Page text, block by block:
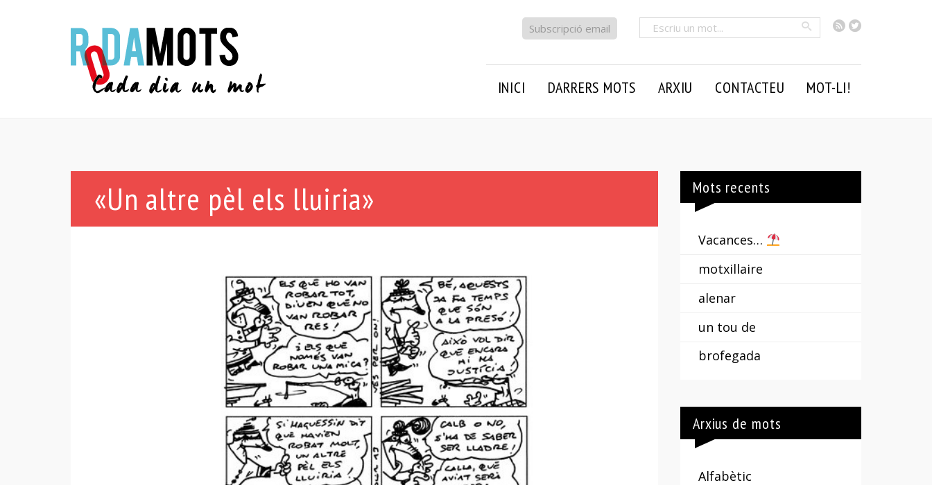
RSSTwitter
Cercar
Subscripció email
INICI DARRERS MOTS ARXIU CONTACTEU MOT-LI!
«Un altre pèl els lluiria» Mots recents
Vacances…
motxillaire
alenar
un tou de
brofegada
Arxius de mots
Alfabètic